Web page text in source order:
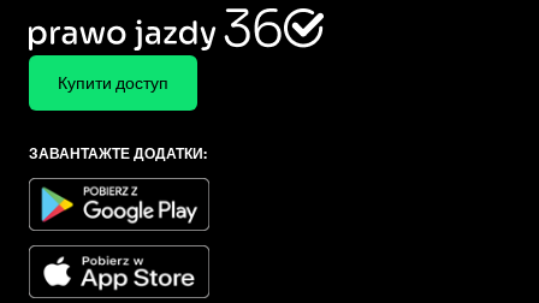
Купити доступ
ЗАВАНТАЖТЕ ДОДАТКИ: